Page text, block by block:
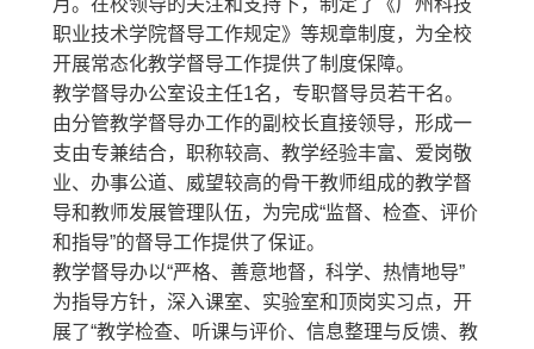
实训中心
科技处
编辑部
督导办
教师发展中心
职业技术学院督导工作规定》等规章制度，为全校
开展常态化教学督导工作提供了制度保障。
教学督导办公室设主任1名，专职督导员若干名。
由分管教学督导办工作的副校长直接领导，形成一
支由专兼结合，职称较高、教学经验丰富、爱岗敬
业、办事公道、威望较高的骨干教师组成的教学督
导和教师发展管理队伍，为完成“监督、检查、评价
和指导”的督导工作提供了保证。
教学督导办以“严格、善意地督，科学、热情地导”
为指导方针，深入课室、实验室和顶岗实习点，开
展了“教学检查、听课与评价、信息整理与反馈、教